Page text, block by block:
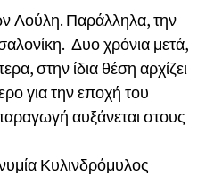
Λούλη. Παράλληλα, την
Δυο χρόνια μετά,
στην ίδια θέση αρχίζει
για την εποχή του
αυξάνεται στους
Κυλινδρόμυλος